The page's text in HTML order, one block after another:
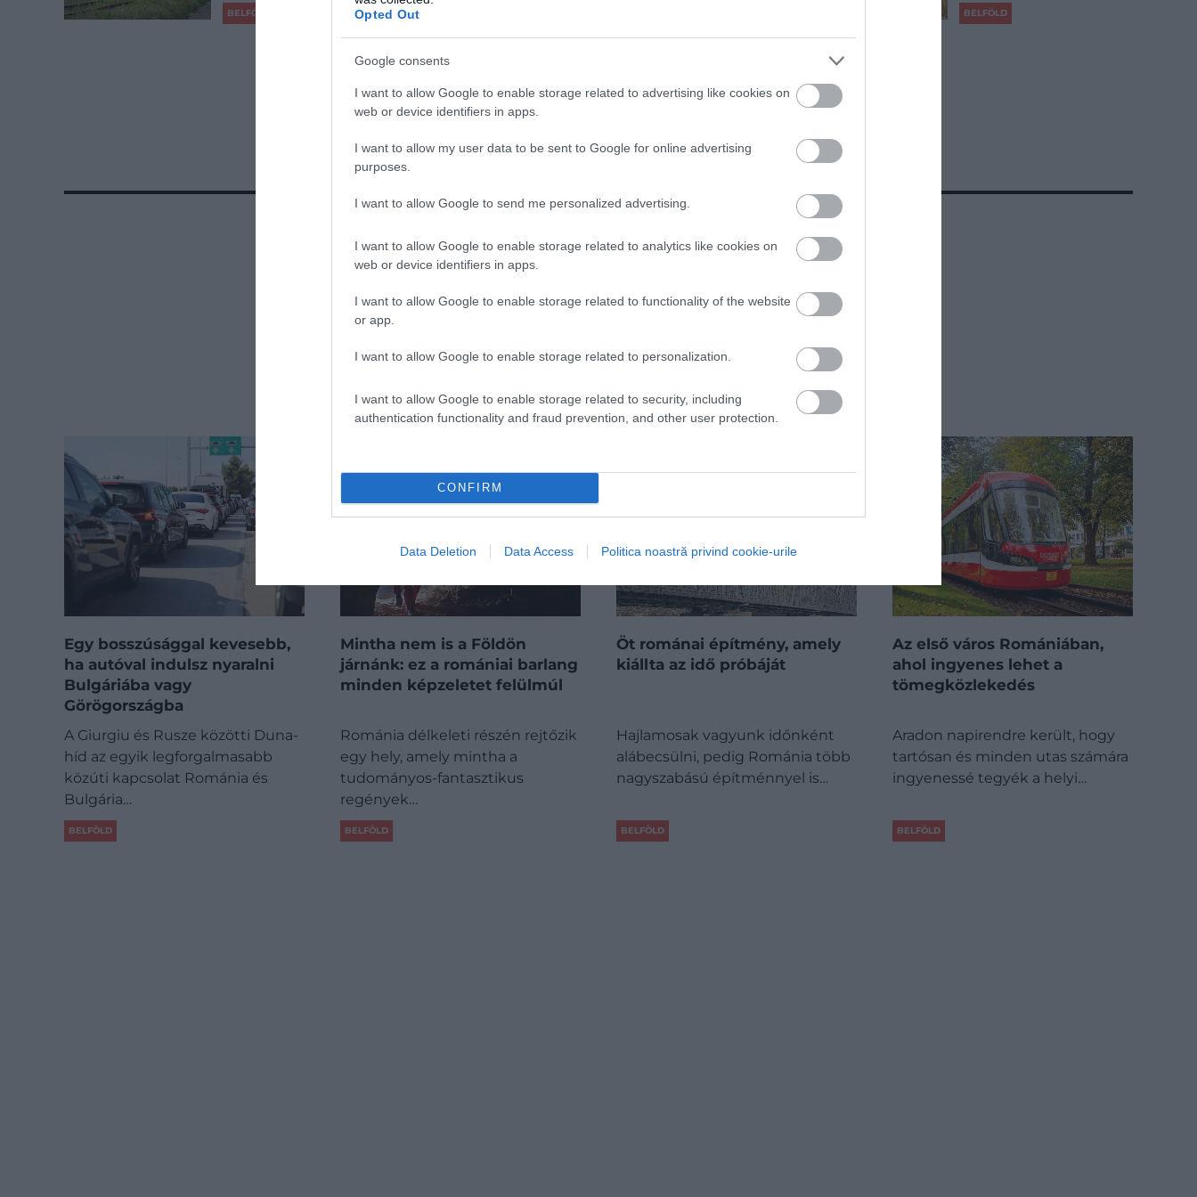
Opted Out
Google consents
I want to allow Google to enable storage related to advertising like cookies on
web or device identifiers in apps.
I want to allow my user data to be sent to Google for online advertising
purposes.
I want to allow Google to send me personalized advertising.
I want to allow Google to enable storage related to analytics like cookies on
web or device identifiers in apps.
I want to allow Google to enable storage related to functionality of the website
or app.
I want to allow Google to enable storage related to personalization.
I want to allow Google to enable storage related to security, including
authentication functionality and fraud prevention, and other user protection.
CONFIRM
Data Deletion Data Access Politica noastră privind cookie-urile
BELFÖLD BELFÖLD
további cikkeink ebben a témában
Egy bosszúsággal kevesebb,
ha autóval indulsz nyaralni
Bulgáriába vagy
Görögországba
A Giurgiu és Rusze közötti Duna-
híd az egyik legforgalmasabb
közúti kapcsolat Románia és
Bulgária…
BELFÖLD
Mintha nem is a Földön
járnánk: ez a romániai barlang
minden képzeletet felülmúl
Románia délkeleti részén rejtőzik
egy hely, amely mintha a
tudományos-fantasztikus
regények…
BELFÖLD
Öt románai építmény, amely
kiállta az idő próbáját
Hajlamosak vagyunk időnként
alábecsülni, pedig Románia több
nagyszabású építménnyel is…
BELFÖLD
Az első város Romániában,
ahol ingyenes lehet a
tömegközlekedés
Aradon napirendre került, hogy
tartósan és minden utas számára
ingyenessé tegyék a helyi…
BELFÖLD